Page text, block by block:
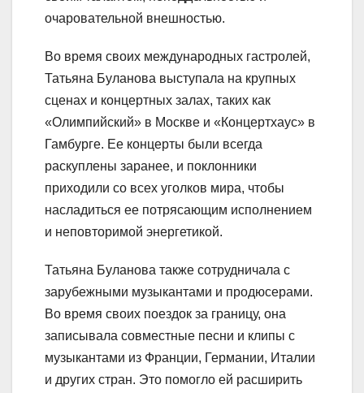
очаровательной внешностью.
Во время своих международных гастролей,
Татьяна Буланова выступала на крупных
сценах и концертных залах, таких как
«Олимпийский» в Москве и «Концертхаус» в
Гамбурге. Ее концерты были всегда
раскуплены заранее, и поклонники
приходили со всех уголков мира, чтобы
насладиться ее потрясающим исполнением
и неповторимой энергетикой.
Татьяна Буланова также сотрудничала с
зарубежными музыкантами и продюсерами.
Во время своих поездок за границу, она
записывала совместные песни и клипы с
музыкантами из Франции, Германии, Италии
и других стран. Это помогло ей расширить